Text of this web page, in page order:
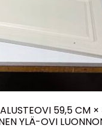
59,5 CM
YLÄ-OVI